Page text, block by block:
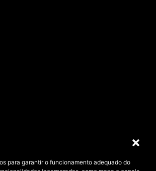
para garantir o funcionamento adequado do